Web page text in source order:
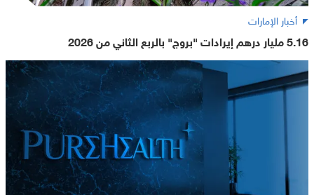
أخبار الإمارات
5.16 مليار درهم إيرادات "بروج" بالربع الثاني من 2026